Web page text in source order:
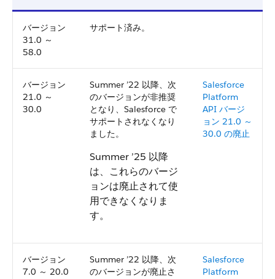
バージョン
31.0 ～
58.0
サポート済み。
バージョン
21.0 ～
30.0
Summer ’22 以降、次
のバージョンが非推奨
となり、Salesforce で
サポートされなくなり
ました。
Summer ’25 以降
は、これらのバージ
ョンは廃止されて使
用できなくなりま
す。
Salesforce
Platform
API バージ
ョン 21.0 ～
30.0 の廃止
バージョン
7.0 ～ 20.0
Summer ’22 以降、次
のバージョンが廃止さ
Salesforce
Platform